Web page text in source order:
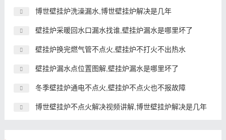
博世壁挂炉洗澡漏水,博世壁挂炉解决是几年
壁挂炉采暖回水口漏水找谁,壁挂炉漏水是哪里坏了
壁挂炉换完燃气管不点火,壁挂炉不打火不出热水
壁挂炉漏水点位置图解,壁挂炉漏水是哪里坏了
冬季壁挂炉通电不点火,壁挂炉不点火也不报故障
博世壁挂炉不点火解决视频讲解,博世壁挂炉解决是几年